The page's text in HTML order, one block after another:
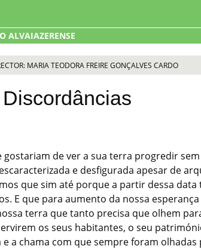
O ALVAIAZERENSE
MARIA TEODORA FREIRE GONÇALVES CARDO
gostariam de ver a sua terra progredir
e desfigurada apesar de
que sim até porque a partir dessa
E que para aumento da nossa
terra que tanto precisa que olhem
os seus habitantes, o seu
a chama com que sempre foram